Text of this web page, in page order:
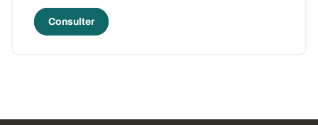
Consulter